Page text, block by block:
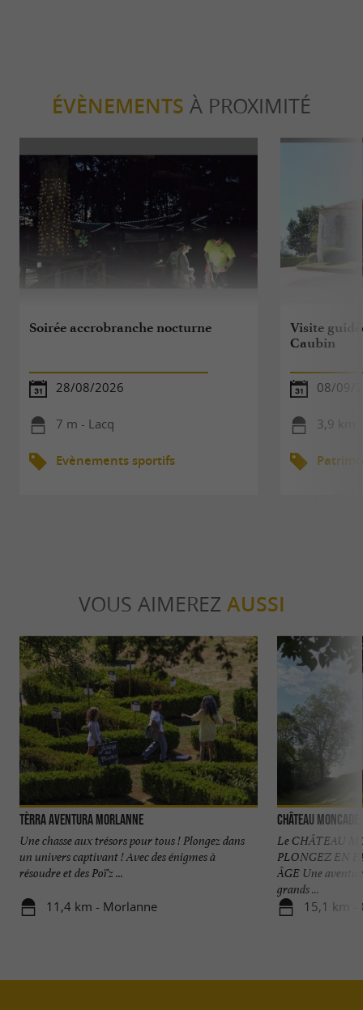
ÉVÈNEMENTS À PROXIMITÉ
Soirée accrobranche nocturne
28/08/2026
7 m - Lacq
Evènements sportifs
Visite
Caubin
08/09/
3,9 km
VOUS AIMEREZ AUSSI
Tèrra Aventura Morlanne
Une chasse aux trésors pour tous ! Plongez dans
un univers captivant ! Avec des énigmes à
résoudre et des Poï'z ...
11,4 km - Morlanne
Château Moncade
Le CHÂTEAU
PLONGEZ EN
ÂGE Une
grands ...
15,1 km -